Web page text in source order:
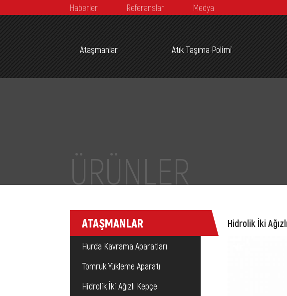
Haberler Referanslar Medya
Ataşmanlar Atık Taşıma Polimi
ÜRÜNLER
ATAŞMANLAR
Hurda Kavrama Aparatları
Tomruk Yükleme Aparatı
Hidrolik İki Ağızlı Kepçe
Hidrolik İki